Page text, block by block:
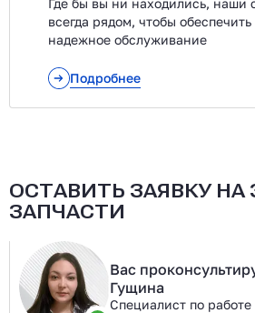
Где бы вы ни находились, наши
всегда рядом, чтобы
надежное обслуживание
Подробнее
ОСТАВИТЬ ЗАЯВКУ НА
ЗАПЧАСТИ
Вас
Гущина
Специалист по